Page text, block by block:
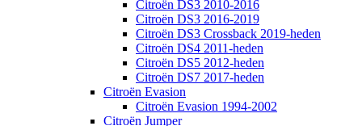
Citroën DS3 2010-2016
Citroën DS3 2016-2019
Citroën DS3 Crossback 2019-heden
Citroën DS4 2011-heden
Citroën DS5 2012-heden
Citroën DS7 2017-heden
Citroën Evasion
Citroën Evasion 1994-2002
Citroën Jumper